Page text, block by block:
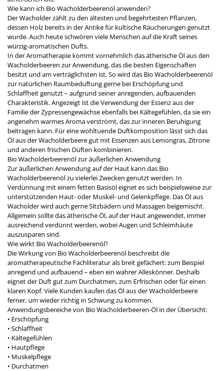
Wie kann ich Bio Wacholderbeerenöl anwenden?
Der Wacholder zählt zu den ältesten und begehrtesten Pflanzen,
dessen Holz bereits in der Antike für kultische Räucherungen genutzt
wurde. Auch heute schwören viele Menschen auf die Kraft seines
würzig-aromatischen Dufts.
In der Aromatherapie kommt vornehmlich das ätherische Öl aus den
Wacholderbeeren zur Anwendung, das die besten Eigenschaften
besitzt und am verträglichsten ist. So wird das Bio Wacholderbeerenöl
zur natürlichen Raumbeduftung gerne bei Erschöpfung und
Schlaffheit genutzt – aufgrund seiner anregenden, aufbauenden
Charakteristik. Angezeigt ist die Verwendung der Essenz aus der
Familie der Zypressengewächse ebenfalls bei Kältegefühlen, da sie ein
angenehm warmes Aroma verströmt, das zur inneren Beruhigung
beitragen kann. Für eine wohltuende Duftkomposition lässt sich das
Öl aus der Wacholderbeere gut mit Essenzen aus Lemongras, Zitrone
und anderen frischen Düften kombinieren.
Bio Wacholderbeerenöl zur äußerlichen Anwendung
Zur äußerlichen Anwendung auf der Haut kann das Bio
Wacholderbeerenöl zu vielerlei Zwecken genutzt werden. In
Verdünnung mit einem fetten Basisöl eignet es sich beispielsweise zur
unterstützenden Haut- oder Muskel- und Gelenkpflege. Das Öl aus
Wacholder wird auch gerne Sitzbädern und Massagen beigemischt.
Allgemein sollte das ätherische Öl, auf der Haut angewendet, immer
ausreichend verdünnt werden, wobei Augen und Schleimhäute
auszusparen sind.
Wie wirkt Bio Wacholderbeerenöl?
Die Wirkung von Bio Wacholderbeerenöl beschreibt die
aromatherapeutische Fachliteratur als breit gefächert: zum Beispiel
anregend und aufbauend – eben ein wahrer Alleskönner. Deshalb
eignet der Duft gut zum Durchatmen, zum Erfrischen oder für einen
klaren Kopf. Viele Kunden kaufen das Öl aus der Wacholderbeere
ferner, um wieder richtig in Schwung zu kommen.
Anwendungsbereiche von Bio Wacholderbeeren-Öl in der Übersicht:
• Erschöpfung
• Schlaffheit
• Kältegefühlen
• Hautpflege
• Muskelpflege
• Durchatmen